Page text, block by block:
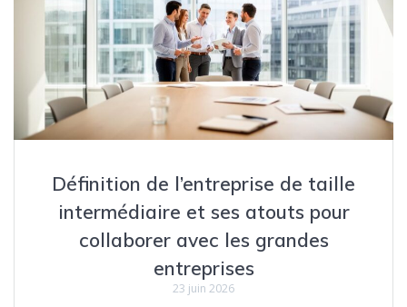
Définition de l’entreprise de taille
intermédiaire et ses atouts pour
collaborer avec les grandes
entreprises
23 juin 2026